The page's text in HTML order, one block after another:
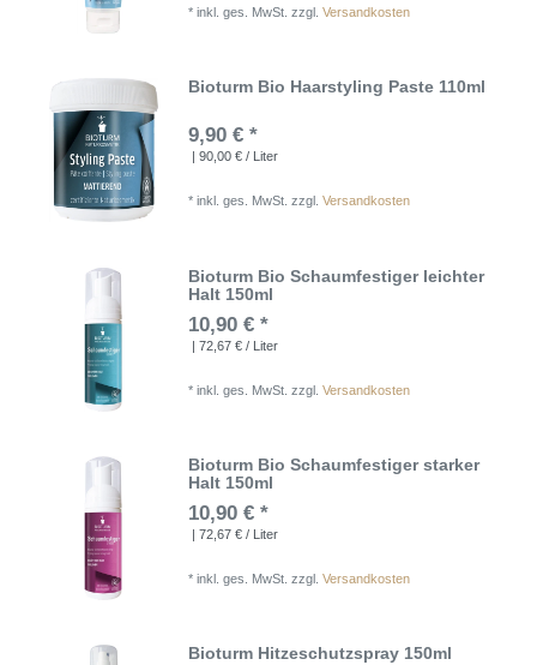
*inkl. ges. MwSt. zzgl.Versandkosten
Bioturm Bio Haarstyling Paste 110ml
9,90 € *
| 90,00 € / Liter
*inkl. ges. MwSt. zzgl.Versandkosten
Bioturm Bio Schaumfestiger leichter
Halt 150ml
10,90 € *
| 72,67 € / Liter
*inkl. ges. MwSt. zzgl.Versandkosten
Bioturm Bio Schaumfestiger starker
Halt 150ml
10,90 € *
| 72,67 € / Liter
*inkl. ges. MwSt. zzgl.Versandkosten
Bioturm Hitzeschutzspray 150ml